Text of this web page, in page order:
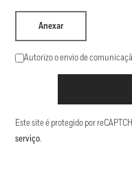
Anexar
Autorizo o envio de
Este site é protegido por
serviço.